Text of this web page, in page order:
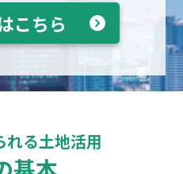
こちら
れる土地活用